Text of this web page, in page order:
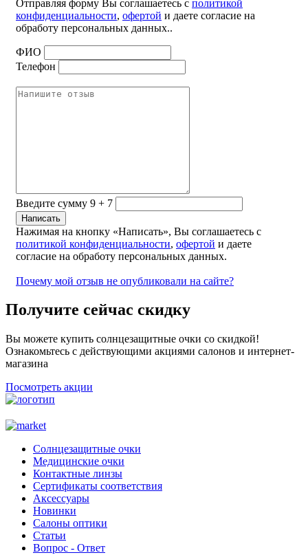
Отправляя форму Вы соглашаетесь с политикой
конфиденциальности, офертой и даете согласие на
обработу персональных данных..
ФИО
Телефон
Введите сумму 9 + 7
Нажимая на кнопку «Написать», Вы соглашаетесь с
политикой конфиденциальности, офертой и даете
согласие на обработу персональных данных.
Почему мой отзыв не опубликовали на сайте?
Получите сейчас скидку
Вы можете купить солнцезащитные очки со скидкой!
Ознакомьтесь с действующими акциями салонов и интернет-
магазина
Посмотреть акции
Солнцезащитные очки
Медицинские очки
Контактные линзы
Сертификаты соответствия
Аксессуары
Новинки
Салоны оптики
Статьи
Вопрос - Ответ